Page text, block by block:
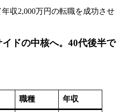
収2,000万円の転職を成功させ
ドの中核へ。40代後半で
職種 年収